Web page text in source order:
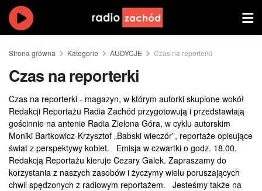
Strona główna Kategorie AUDYCJE Czas na reporterki
Czas na reporterki
Czas na reporterki - magazyn, w którym autorki skupione wokół
Redakcji Reportażu Radia Zachód przygotowują i przedstawiają
gościnnie na antenie Radia Zielona Góra, w cyklu autorskim
Moniki Bartkowicz-Krzysztof „Babski wieczór”, reportaże opisujące
świat z perspektywy kobiet.
Emisja w czwartki o godz. 18.00.
Redakcją Reportażu kieruje Cezary Galek. Zapraszamy do
korzystania z naszych zasobów i życzymy wielu poruszających
chwil spędzonych z radiowym reportażem.
Jesteśmy także na